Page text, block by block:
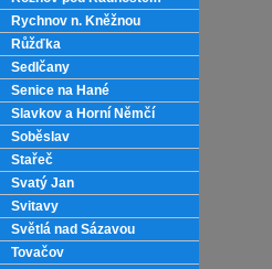
Rychnov n. Kněžnou
Růžďka
Sedlčany
Senice na Hané
Slavkov a Horní Němčí
Soběslav
Stařeč
Svatý Jan
Svitavy
Světlá nad Sázavou
Tovačov